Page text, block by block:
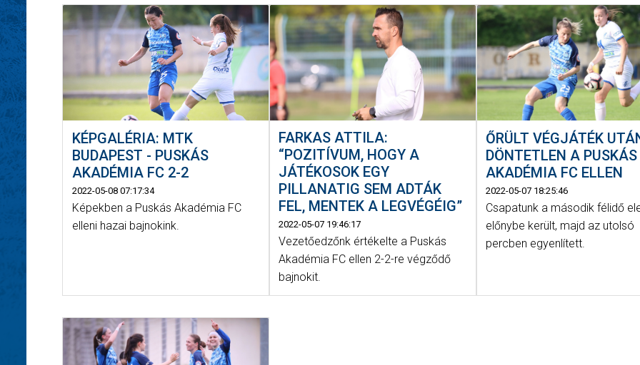
KÉPGALÉRIA: MTK
BUDAPEST - PUSKÁS
AKADÉMIA FC 2-2
2022-05-08 07:17:34
Képekben a Puskás Akadémia FC
elleni hazai bajnokink.
FARKAS ATTILA:
“POZITÍVUM, HOGY A
JÁTÉKOSOK EGY
PILLANATIG SEM ADTÁK
FEL, MENTEK A LEGVÉGÉIG”
2022-05-07 19:46:17
Vezetőedzőnk értékelte a Puskás
Akadémia FC ellen 2-2-re végződő
bajnokit.
ŐRÜLT VÉGJÁTÉK
DÖNTETLEN A PUSKÁS
AKADÉMIA FC ELLEN
2022-05-07 18:25:46
Csapatunk a második félidő
előnybe került, majd az utolsó
percben egyenlített.